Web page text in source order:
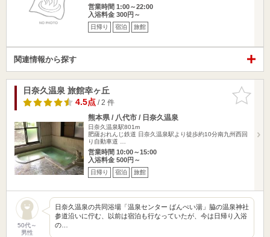
営業時間 1:00～22:00
入浴料金 300円～
日帰り 宿泊 旅館
関連情報から探す
お気に入
りに追加
日奈久温泉 旅館幸ヶ丘
4.5点/ 2 件
熊本県 / 八代市 / 日奈久温泉
日奈久温泉駅801m
肥薩おれんじ鉄道 日奈久温泉駅より徒歩約10分南九州西回
り自動車道 …
営業時間 10:00～15:00
入浴料金 500円～
日帰り 宿泊 旅館
50代～
男性
日奈久温泉の共同浴場「温泉センター ばんぺい湯」脇の温泉神社
参道沿いに佇む、以前は宿泊も行なっていたが、今は日帰り入浴
の…